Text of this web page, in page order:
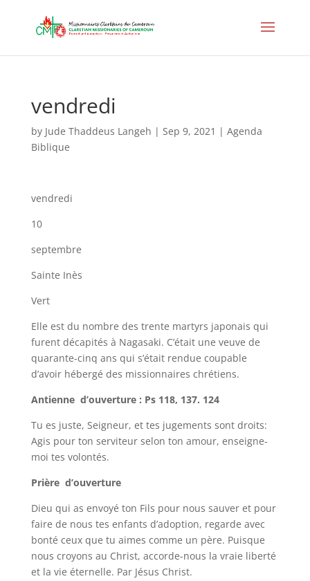
vendredi
by Jude Thaddeus Langeh | Sep 9, 2021 | Agenda
Biblique
vendredi
10
septembre
Sainte Inès
Vert
Elle est du nombre des trente martyrs japonais qui
furent décapités à Nagasaki. C’était une veuve de
quarante-cinq ans qui s’était rendue coupable
d’avoir hébergé des missionnaires chrétiens.
Antienne d’ouverture : Ps 118, 137. 124
Tu es juste, Seigneur, et tes jugements sont droits:
Agis pour ton serviteur selon ton amour, enseigne-
moi tes volontés.
Prière d’ouverture
Dieu qui as envoyé ton Fils pour nous sauver et pour
faire de nous tes enfants d’adoption, regarde avec
bonté ceux que tu aimes comme un père. Puisque
nous croyons au Christ, accorde-nous la vraie liberté
et la vie éternelle. Par Jésus Christ.